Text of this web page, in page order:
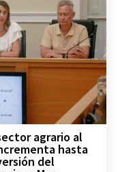
agrario al
hasta
del